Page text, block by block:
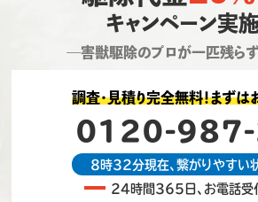
キャンペーン実施
―害獣駆除のプロが一匹残ら
調査・見積り完全無料！まずは
0120-
8時32分現在、繋がりやすい
24時間365日、お電話受